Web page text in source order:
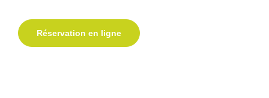
Réservation en ligne